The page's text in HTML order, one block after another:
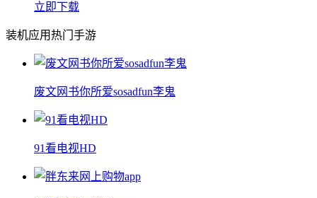
立即下载
装机应用热门手游
废文网书你所爱sosadfun李鬼
91看电视HD